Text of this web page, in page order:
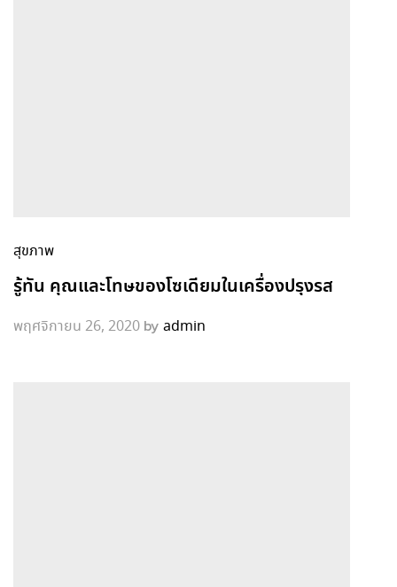
สุขภาพ
รู้ทัน คุณและโทษของโซเดียมในเครื่องปรุงรส
พฤศจิกายน 26, 2020 by admin